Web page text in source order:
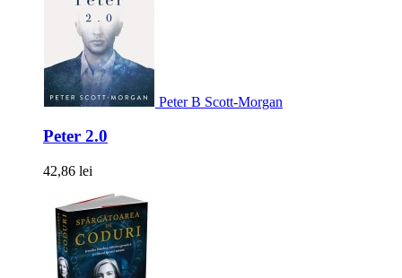
Peter B Scott-Morgan
Peter 2.0
42,86 lei